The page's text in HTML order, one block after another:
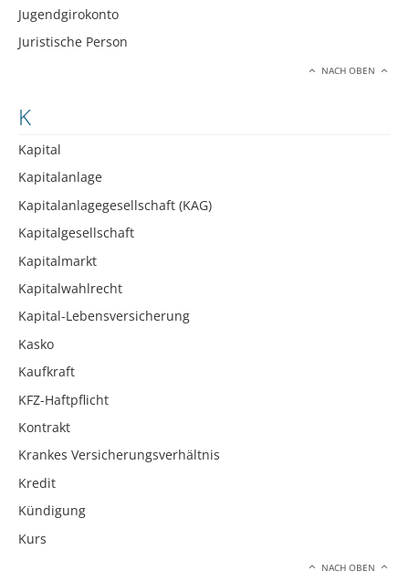
Jugendgirokonto
Juristische Person
NACH OBEN
K
Kapital
Kapitalanlage
Kapitalanlagegesellschaft (KAG)
Kapitalgesellschaft
Kapitalmarkt
Kapitalwahlrecht
Kapital-Lebensversicherung
Kasko
Kaufkraft
KFZ-Haftpflicht
Kontrakt
Krankes Versicherungsverhältnis
Kredit
Kündigung
Kurs
NACH OBEN